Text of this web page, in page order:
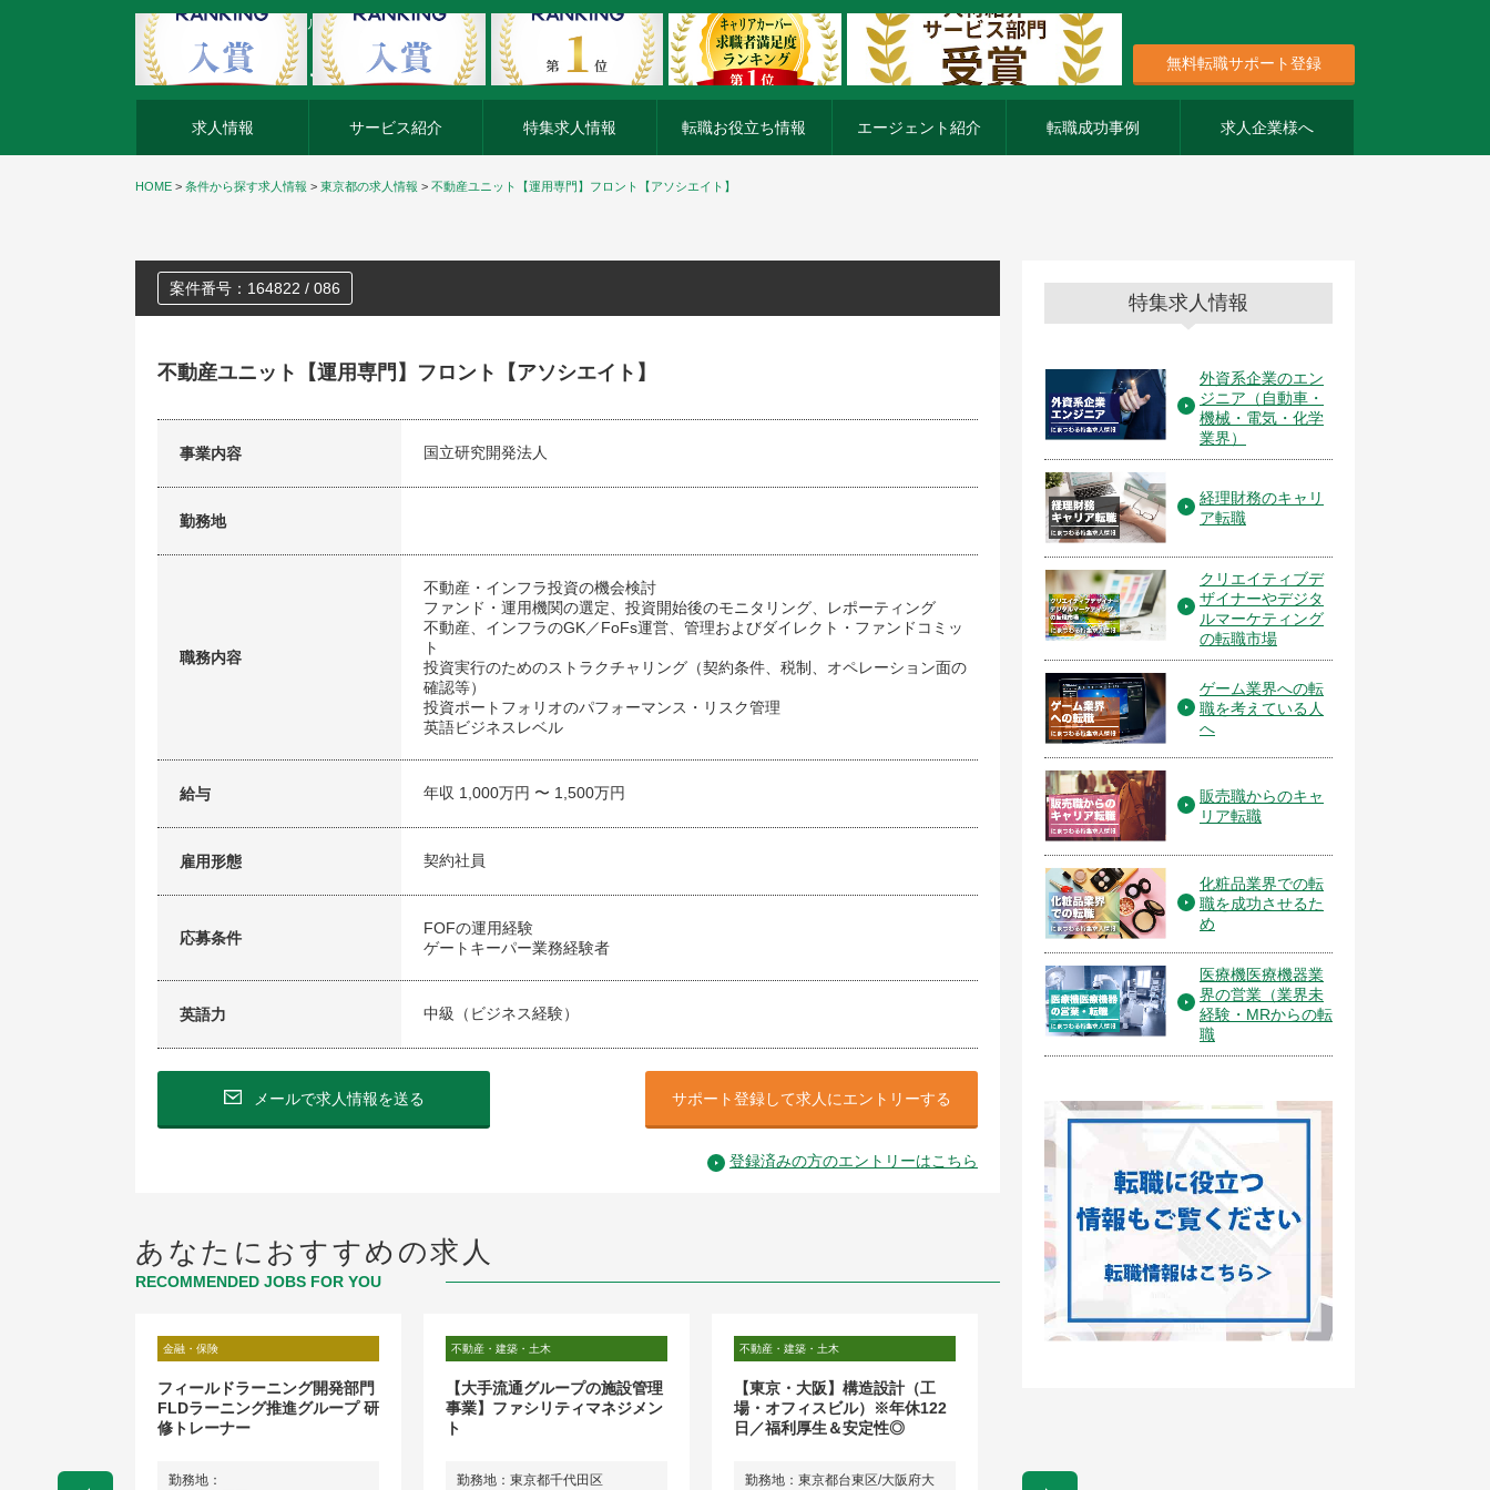
外資系企業の転職・キャリア転職ならアージスジャパン
無料転職サポート登録
求人情報 サービス紹介 特集求人情報 転職お役立ち情報 エージェント紹介 転職成功事例 求人企業様へ
HOME > 条件から探す求人情報 > 東京都の求人情報 > 不動産ユニット【運用専門】フロント【アソシエイト】
案件番号：164822 / 086
不動産ユニット【運用専門】フロント【アソシエイト】
事業内容 国立研究開発法人
勤務地
職務内容
不動産・インフラ投資の機会検討
ファンド・運用機関の選定、投資開始後のモニタリング、レポーティング
不動産、インフラのGK／FoFs運営、管理およびダイレクト・ファンドコミッ
ト
投資実行のためのストラクチャリング（契約条件、税制、オペレーション面の
確認等）
投資ポートフォリオのパフォーマンス・リスク管理
英語ビジネスレベル
給与 年収 1,000万円 〜 1,500万円
雇用形態 契約社員
応募条件
FOFの運用経験
ゲートキーパー業務経験者
英語力 中級（ビジネス経験）
メールで求人情報を送る サポート登録して求人にエントリーする
登録済みの方のエントリーはこちら
あなたにおすすめの求人
RECOMMENDED JOBS FOR YOU
区丸の内2-
金融・保険
フィールドラーニング開発部門
FLDラーニング推進グループ 研
修トレーナー
勤務地：
不動産・建築・土木
【大手流通グループの施設管理
事業】ファシリティマネジメン
ト
勤務地：東京都千代田区
不動産・建築・土木
【東京・大阪】構造設計（工
場・オフィスビル）※年休122
日／福利厚生＆安定性◎
勤務地：東京都台東区/大阪府大
勤務地：東京都千代田区
特集求人情報
外資系企業のエン
ジニア（自動車・
機械・電気・化学
業界）
経理財務のキャリ
ア転職
クリエイティブデ
ザイナーやデジタ
ルマーケティング
の転職市場
ゲーム業界への転
職を考えている人
へ
販売職からのキャ
リア転職
化粧品業界での転
職を成功させるた
め
医療機医療機器業
界の営業（業界未
経験・MRからの転
職